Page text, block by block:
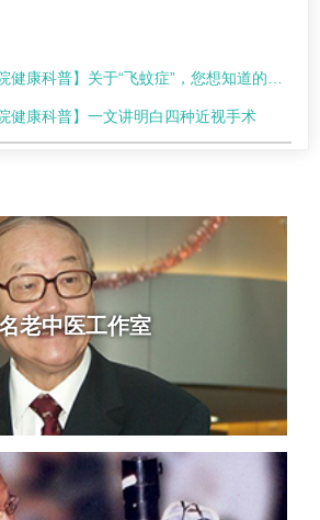
健康科普】关于“飞蚊症”，您想知道的都在这里
健康科普】一文讲明白四种近视手术
老中医工作室